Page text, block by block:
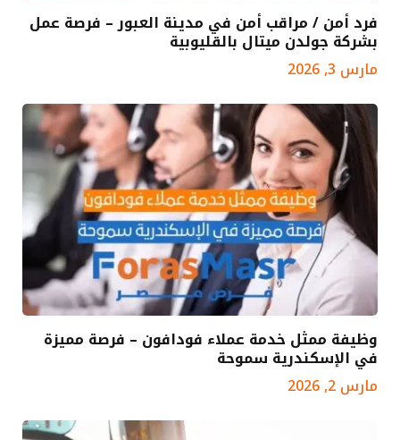
فرد أمن / مراقب أمن في مدينة العبور – فرصة عمل
بشركة جولدن ميتال بالقليوبية
مارس 3, 2026
وظيفة ممثل خدمة عملاء فودافون – فرصة مميزة
في الإسكندرية سموحة
مارس 2, 2026